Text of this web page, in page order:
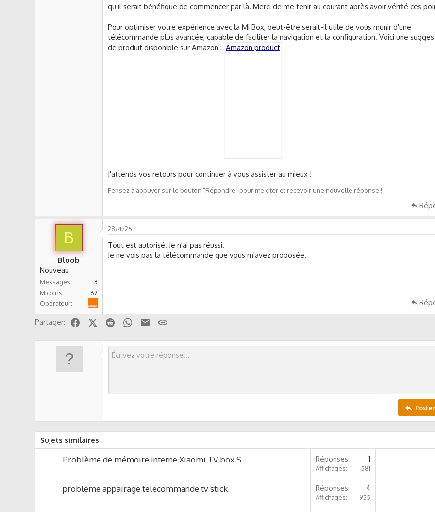
qu’il serait bénéfique de commencer par là. Merci de me tenir au courant après avoir vérifié ces
Pour optimiser votre expérience avec la Mi Box, peut-être serait-il utile de vous munir d'une
télécommande plus avancée, capable de faciliter la navigation et la configuration. Voici une
de produit disponible sur Amazon : Amazon product
J'attends vos retours pour continuer à vous assister au mieux !
Pensez à appuyer sur le bouton "Répondre" pour me citer et recevoir une nouvelle réponse !
B
Bloob
Nouveau
Messages
3
Micoins
67
Opérateur
28/4/25
Tout est autorisé. Je n'ai pas réussi.
Je ne vois pas la télécommande que vous m'avez proposée.
Partager: FacebookX (Twitter)
Reddit WhatsApp
Email
Sujets similaires
Problème de mémoire interne Xiaomi TV box S Réponses 1
Affichages 581
probleme appairage telecommande tv stick Réponses 4
Affichages 955